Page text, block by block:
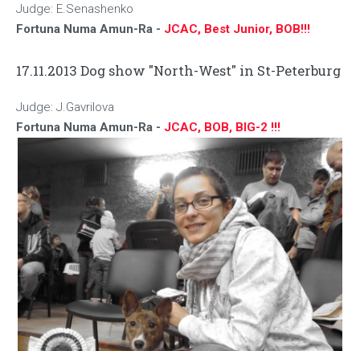
Judge: E.Senashenko
Fortuna Numa Amun-Ra - JCAC, Best Junior, BOB!!!
17.11.2013 Dog show "North-West" in St-Peterburg
Judge: J.Gavrilova
Fortuna Numa Amun-Ra - JCAC, BOB, BIG-2 !!!